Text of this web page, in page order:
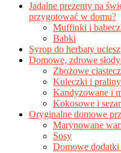
Jadalne prezenty na
przygotować w domu?
Muffinki i
Babki
Syrop do herbaty
Domowe, zdrowe
Zbożowe
Kuleczki i praliny
Kandyzowane i
Kokosowe i
Oryginalne domowe
Marynowane
Sosy
Domowe